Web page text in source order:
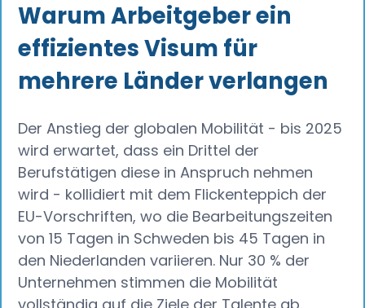
Warum Arbeitgeber ein
effizientes Visum für
mehrere Länder verlangen
Der Anstieg der globalen Mobilität - bis 2025
wird erwartet, dass ein Drittel der
Berufstätigen diese in Anspruch nehmen
wird - kollidiert mit dem Flickenteppich der
EU-Vorschriften, wo die Bearbeitungszeiten
von 15 Tagen in Schweden bis 45 Tagen in
den Niederlanden variieren. Nur 30 % der
Unternehmen stimmen die Mobilität